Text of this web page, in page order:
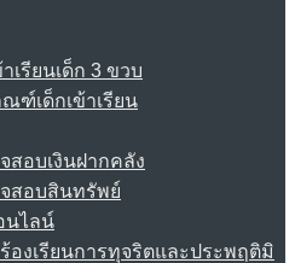
เรียนเด็ก 3 ขวบ
ฑ์เด็กเข้าเรียน
สอบเงินฝากคลัง
สอบสินทรัพย์
นไลน์
องเรียนการทุจริตและประพฤติมิ